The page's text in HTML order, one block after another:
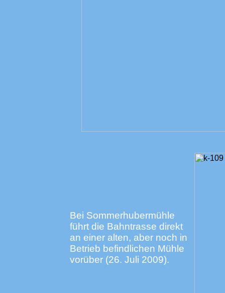
Bei Sommerhubermühle
führt die Bahntrasse direkt
an einer alten, aber noch in
Betrieb befindlichen Mühle
vorüber (26. Juli 2009).